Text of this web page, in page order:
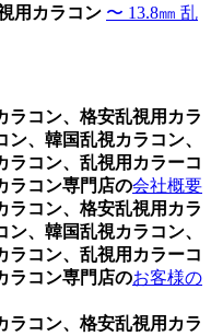
用カラコン 〜 13.8㎜ 乱
ラコン、格安乱視用カラ
、韓国乱視カラコン、
ラコン、乱視用カラーコ
ラコン専門店の会社概要
ラコン、格安乱視用カラ
、韓国乱視カラコン、
ラコン、乱視用カラーコ
ラコン専門店のお客様の
ラコン、格安乱視用カラ